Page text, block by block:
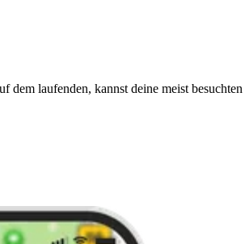
laufenden, kannst deine meist